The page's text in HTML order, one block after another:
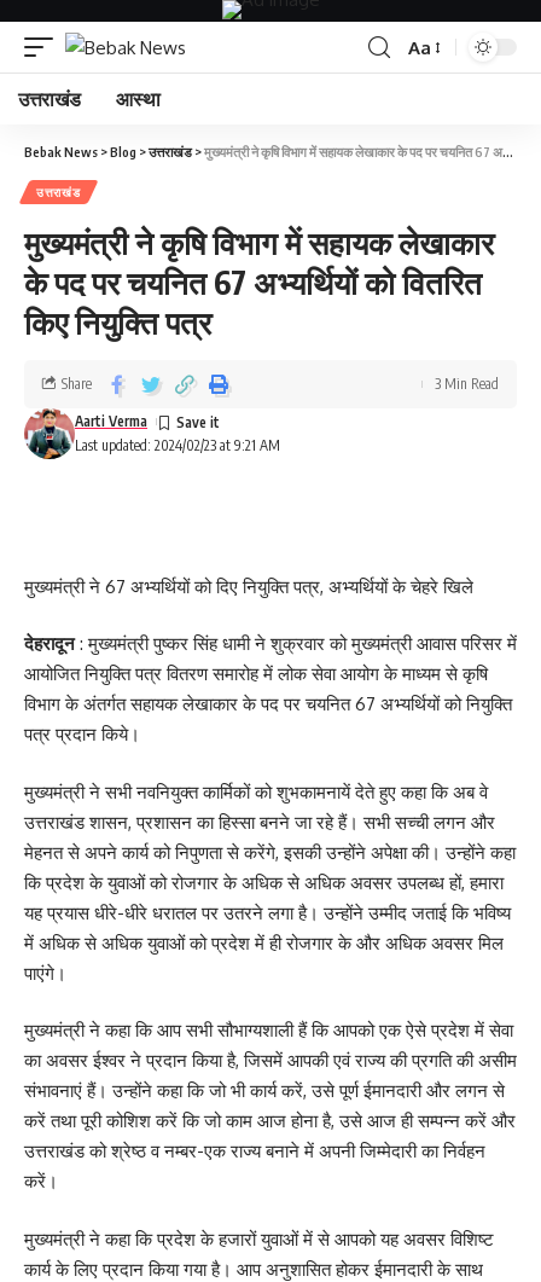
Aa
उत्तराखंड आस्था
Bebak News >Blog >उत्तराखंड>मुख्यमंत्री ने कृषि विभाग में सहायक लेखाकार के पद पर चयनित 67 अभ्यर्थियों को वितरित किए नियुक्ति पत्र
उत्तराखंड
मुख्यमंत्री ने कृषि विभाग में सहायक लेखाकार
के पद पर चयनित 67 अभ्यर्थियों को वितरित
किए नियुक्ति पत्र
Last updated: 2024/02/23 at 9:21 AM
Aarti Verma
Share 3 Min Read
मुख्यमंत्री ने 67 अभ्यर्थियों को दिए नियुक्ति पत्र, अभ्यर्थियों के चेहरे खिले
देहरादून: मुख्यमंत्री पुष्कर सिंह धामी ने शुक्रवार को मुख्यमंत्री आवास परिसर में
आयोजित नियुक्ति पत्र वितरण समारोह में लोक सेवा आयोग के माध्यम से कृषि
विभाग के अंतर्गत सहायक लेखाकार के पद पर चयनित 67 अभ्यर्थियों को नियुक्ति
पत्र प्रदान किये।
मुख्यमंत्री ने सभी नवनियुक्त कार्मिकों को शुभकामनायें देते हुए कहा कि अब वे
उत्तराखंड शासन, प्रशासन का हिस्सा बनने जा रहे हैं। सभी सच्ची लगन और
मेहनत से अपने कार्य को निपुणता से करेंगे, इसकी उन्होंने अपेक्षा की। उन्होंने कहा
कि प्रदेश के युवाओं को रोजगार के अधिक से अधिक अवसर उपलब्ध हों, हमारा
यह प्रयास धीरे-धीरे धरातल पर उतरने लगा है। उन्होंने उम्मीद जताई कि भविष्य
में अधिक से अधिक युवाओं को प्रदेश में ही रोजगार के और अधिक अवसर मिल
पाएंगे।
मुख्यमंत्री ने कहा कि आप सभी सौभाग्यशाली हैं कि आपको एक ऐसे प्रदेश में सेवा
का अवसर ईश्वर ने प्रदान किया है, जिसमें आपकी एवं राज्य की प्रगति की असीम
संभावनाएं हैं। उन्होंने कहा कि जो भी कार्य करें, उसे पूर्ण ईमानदारी और लगन से
करें तथा पूरी कोशिश करें कि जो काम आज होना है, उसे आज ही सम्पन्न करें और
उत्तराखंड को श्रेष्ठ व नम्बर-एक राज्य बनाने में अपनी जिम्मेदारी का निर्वहन
करें।
मुख्यमंत्री ने कहा कि प्रदेश के हजारों युवाओं में से आपको यह अवसर विशिष्ट
कार्य के लिए प्रदान किया गया है। आप अनुशासित होकर ईमानदारी के साथ